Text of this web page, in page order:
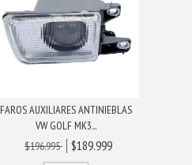
FAROS AUXILIARES ANTINIEBLAS
VW GOLF MK3...
$196.995
$189.999